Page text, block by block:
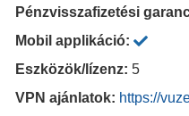
Pénzvisszafizetési
Mobil applikáció:
Eszközök/lízenz: 5
VPN ajánlatok: https://